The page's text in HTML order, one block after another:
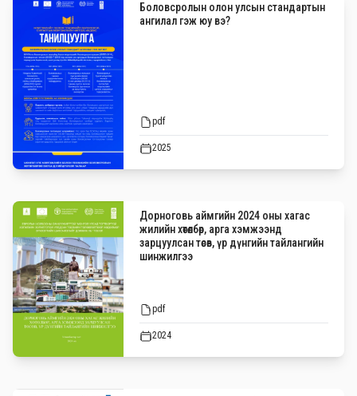
Боловсролын олон улсын стандартын
ангилал гэж юу вэ?
pdf
2025
Дорноговь аймгийн 2024 оны хагас
жилийн хөтөлбөр, арга хэмжээнд
зарцуулсан төсөв, үр дүнгийн тайлангийн
шинжилгээ
pdf
2024